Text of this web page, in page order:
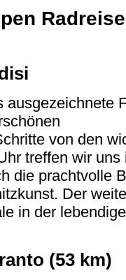
ausgezeichnete
von den
treffen wir
die prachtvolle
Der
in der
(53 km)